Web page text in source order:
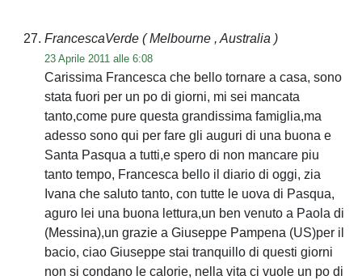
FrancescaVerde ( Melbourne , Australia )
23 Aprile 2011 alle 6:08
Carissima Francesca che bello tornare a casa, sono
stata fuori per un po di giorni, mi sei mancata
tanto,come pure questa grandissima famiglia,ma
adesso sono qui per fare gli auguri di una buona e
Santa Pasqua a tutti,e spero di non mancare piu
tanto tempo, Francesca bello il diario di oggi, zia
Ivana che saluto tanto, con tutte le uova di Pasqua,
aguro lei una buona lettura,un ben venuto a Paola di
(Messina),un grazie a Giuseppe Pampena (US)per il
bacio, ciao Giuseppe stai tranquillo di questi giorni
non si condano le calorie, nella vita ci vuole un po di